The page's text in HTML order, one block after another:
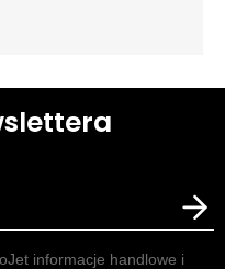
informacje handlowe i